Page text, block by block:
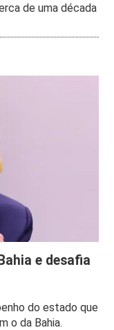
de uma década
e desafia
do estado que
o da Bahia.